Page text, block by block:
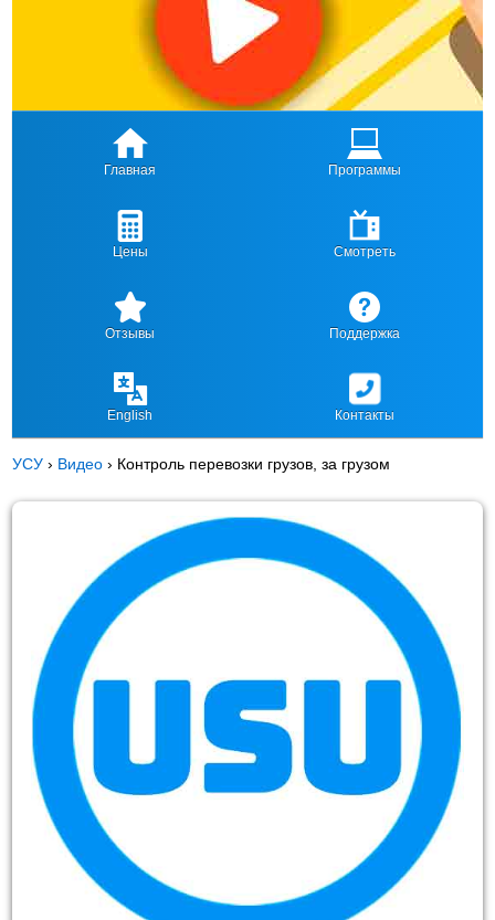
Главная Программы
Цены Смотреть
Отзывы Поддержка
English Контакты
УСУ › Видео › Контроль перевозки грузов, за грузом